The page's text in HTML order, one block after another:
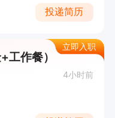
投递简历
立即入职
工作餐）
4小时前